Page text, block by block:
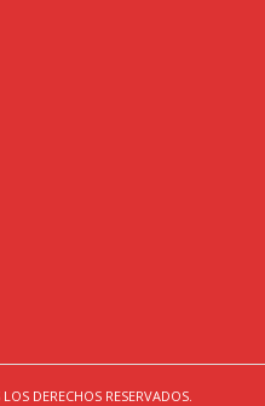
DERECHOS RESERVADOS.